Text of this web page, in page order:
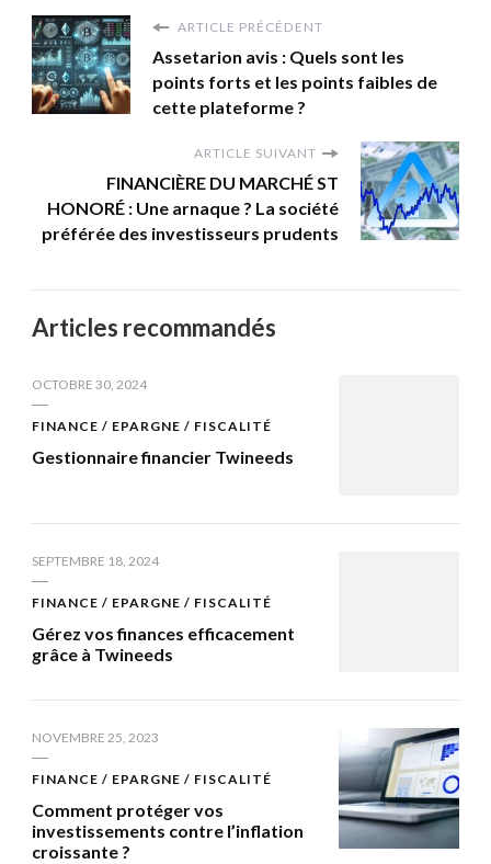
ARTICLE PRÉCÉDENT
Assetarion avis : Quels sont les
points forts et les points faibles de
cette plateforme ?
ARTICLE SUIVANT
FINANCIÈRE DU MARCHÉ ST
HONORÉ : Une arnaque ? La société
préférée des investisseurs prudents
Articles recommandés
OCTOBRE 30, 2024
FINANCE / EPARGNE / FISCALITÉ
Gestionnaire financier Twineeds
SEPTEMBRE 18, 2024
FINANCE / EPARGNE / FISCALITÉ
Gérez vos finances efficacement
grâce à Twineeds
NOVEMBRE 25, 2023
FINANCE / EPARGNE / FISCALITÉ
Comment protéger vos
investissements contre l’inflation
croissante ?